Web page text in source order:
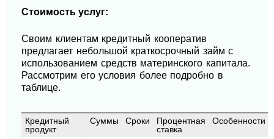
Стоимость услуг:
Своим клиентам кредитный кооператив
предлагает небольшой краткосрочный займ с
использованием средств материнского капитала.
Рассмотрим его условия более подробно в
таблице.
Кредитный
продукт
Суммы Сроки
Процентная
ставка
Особенности